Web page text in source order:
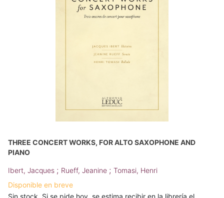
THREE CONCERT WORKS, FOR ALTO SAXOPHONE AND
PIANO
Ibert, Jacques ; Rueff, Jeanine ; Tomasi, Henri
Disponible en breve
Sin stock. Si se pide hoy, se estima recibir en la librería el